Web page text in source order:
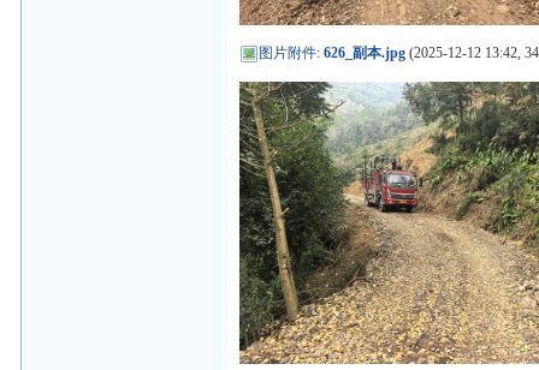
图片附件:626_副本.jpg (2025-12-12 13:42,